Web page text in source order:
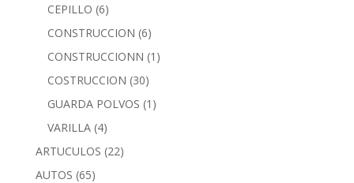
CEPILLO (6)
CONSTRUCCION (6)
CONSTRUCCIONN (1)
COSTRUCCION (30)
GUARDA POLVOS (1)
VARILLA (4)
ARTUCULOS (22)
AUTOS (65)